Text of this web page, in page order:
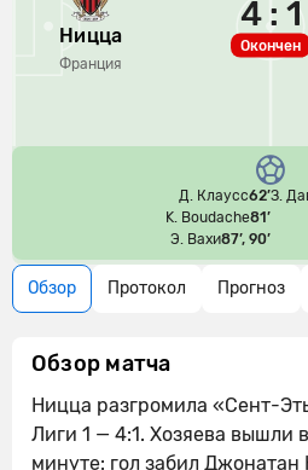
Ницца
Франция
Окончен
4 : 1
Д. Клаусс62’
K. Boudache81’
Э. Вахи87’, 90’
З.
Обзор Протокол Прогноз
Обзор матча
Ницца разгромила «Сент-
Лиги 1 — 4:1. Хозяева вышли
минуте: гол забил Джонатан